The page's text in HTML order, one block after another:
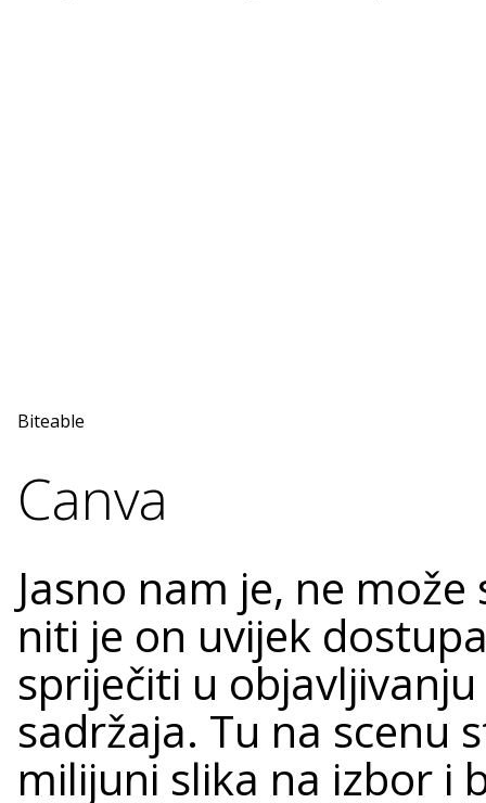
Biteable
Canva
Jasno nam je, ne
niti je on uvijek
spriječiti u
sadržaja. Tu na scenu
milijuni slika na izbor i